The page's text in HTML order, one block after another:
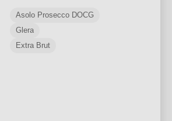
Asolo Prosecco DOCG
Glera
Extra Brut